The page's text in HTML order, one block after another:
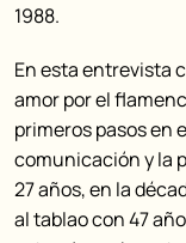
1988.
En esta entrevista
amor por el
primeros pasos en
comunicación y la
27 años, en la
al tablao con 47